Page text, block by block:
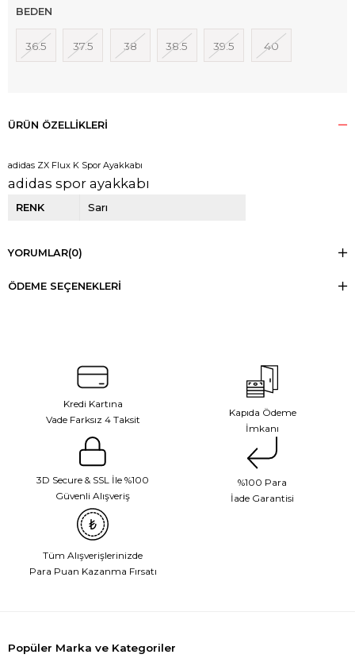
BEDEN
36.5 37.5 38 38.5 39.5 40
ÜRÜN ÖZELLIKLERI
adidas ZX Flux K Spor Ayakkabı
adidas spor ayakkabı
RENK Sarı
YORUMLAR(0)
ÖDEME SEÇENEKLERI
Kredi Kartına
Vade Farksız 4 Taksit
Kapıda Ödeme
İmkanı
3D Secure & SSL İle %100
Güvenli Alışveriş
%100 Para
İade Garantisi
Tüm Alışverişlerinizde
Para Puan Kazanma Fırsatı
Popüler Marka ve Kategoriler